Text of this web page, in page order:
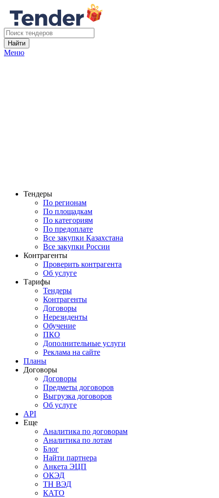
Найти
Меню
Тендеры
По регионам
По площадкам
По категориям
По предоплате
Все закупки Казахстана
Все закупки России
Контрагенты
Проверить контрагента
Об услуге
Тарифы
Тендеры
Контрагенты
Договоры
Нерезиденты
Обучение
ПКО
Дополнительные услуги
Реклама на сайте
Планы
Договоры
Договоры
Предметы договоров
Выгрузка договоров
Об услуге
API
Еще
Аналитика по договорам
Аналитика по лотам
Блог
Найти партнера
Анкета ЭЦП
ОКЭД
ТН ВЭД
КАТО